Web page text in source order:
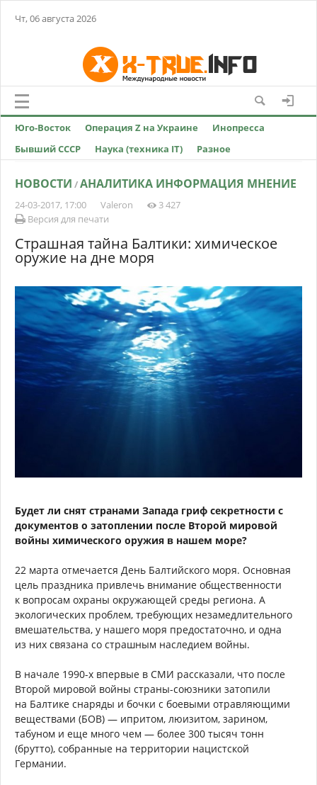
Чт, 06 августа 2026
Юго-Восток Операция Z на Украине
Инопресса
Бывший СССР
Наука (техника IT) Разное
НОВОСТИ /АНАЛИТИКА ИНФОРМАЦИЯ МНЕНИЕ
24-03-2017, 17:00 Valeron
3 427
Версия для печати
Страшная тайна Балтики: химическое
оружие на дне моря
Будет ли снят странами Запада гриф секретности с
документов о затоплении после Второй мировой
войны химического оружия в нашем море?
22 марта отмечается День Балтийского моря. Основная
цель праздника привлечь внимание общественности
к вопросам охраны окружающей среды региона. А
экологических проблем, требующих незамедлительного
вмешательства, у нашего моря предостаточно, и одна
из них связана со страшным наследием войны.
В начале 1990-х впервые в СМИ рассказали, что после
Второй мировой войны страны-союзники затопили
на Балтике снаряды и бочки с боевыми отравляющими
веществами (БОВ) — ипритом, люизитом, зарином,
табуном и еще много чем — более 300 тысяч тонн
(брутто), собранные на территории нацистской
Германии.